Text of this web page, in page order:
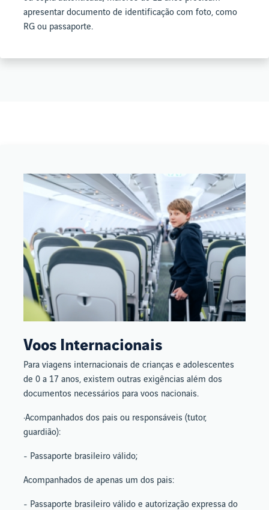
apresentar documento de identificação com foto, como
RG ou passaporte.
Voos Internacionais
Para viagens internacionais de crianças e adolescentes
de 0 a 17 anos, existem outras exigências além dos
documentos necessários para voos nacionais.
·Acompanhados dos pais ou responsáveis (tutor,
guardião):
- Passaporte brasileiro válido;
Acompanhados de apenas um dos pais:
- Passaporte brasileiro válido e autorização expressa do